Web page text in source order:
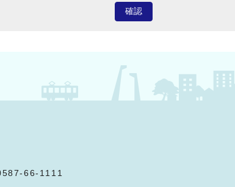
確認
66-1111